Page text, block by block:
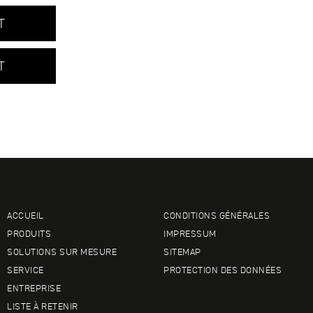
ACCUEIL
PRODUITS
SOLUTIONS SUR MESURE
SERVICE
ENTREPRISE
LISTE À RETENIR
CONDITIONS GÉNÉRALES
IMPRESSUM
SITEMAP
PROTECTION DES DONNÉES